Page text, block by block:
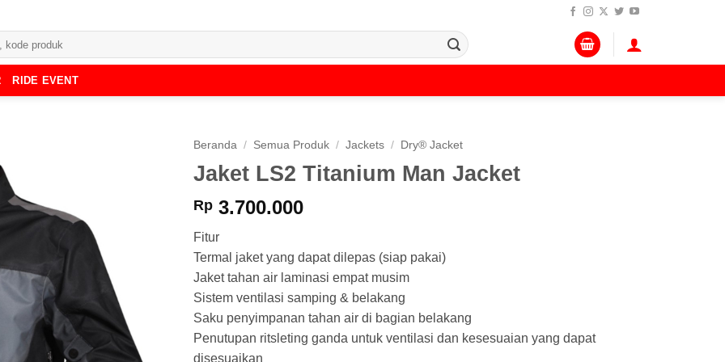
RIDE EVENT
Beranda / Semua Produk / Jackets / Dry® Jacket
Jaket LS2 Titanium Man Jacket
Rp 3.700.000
Fitur
Termal jaket yang dapat dilepas (siap pakai)
Jaket tahan air laminasi empat musim
Sistem ventilasi samping & belakang
Saku penyimpanan tahan air di bagian belakang
Penutupan ritsleting ganda untuk ventilasi dan kesesuaian yang dapat
disesuaikan